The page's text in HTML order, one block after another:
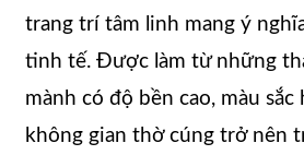
trang trí tâm linh mang ý
tinh tế. Được làm từ những
mành có độ bền cao, màu sắc
không gian thờ cúng trở nên